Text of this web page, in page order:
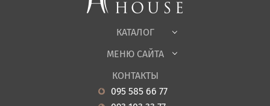
КАТАЛОГ
Офисная мебель
Садовая мебель
Гостиная
Кухня
МЕНЮ САЙТА
О нас
Новости
Гарантия
КОНТАКТЫ
095 585 66 77